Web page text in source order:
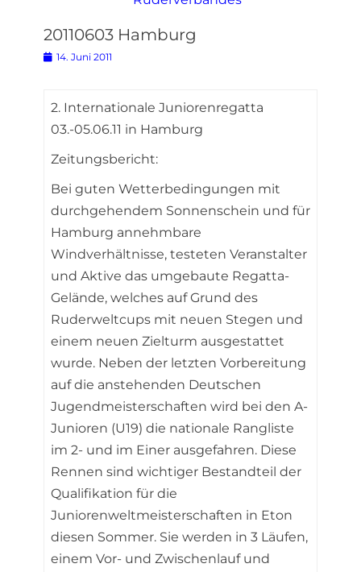
20110603 Hamburg
Posted
14. Juni 2011
2. Internationale Juniorenregatta
03.-05.06.11 in Hamburg
Zeitungsbericht:
Bei guten Wetterbedingungen mit
durchgehendem Sonnenschein und für
Hamburg annehmbare
Windverhältnisse, testeten Veranstalter
und Aktive das umgebaute Regatta-
Gelände, welches auf Grund des
Ruderweltcups mit neuen Stegen und
einem neuen Zielturm ausgestattet
wurde. Neben der letzten Vorbereitung
auf die anstehenden Deutschen
Jugendmeisterschaften wird bei den A-
Junioren (U19) die nationale Rangliste
im 2- und im Einer ausgefahren. Diese
Rennen sind wichtiger Bestandteil der
Qualifikation für die
Juniorenweltmeisterschaften in Eton
diesen Sommer. Sie werden in 3 Läufen,
einem Vor- und Zwischenlauf und